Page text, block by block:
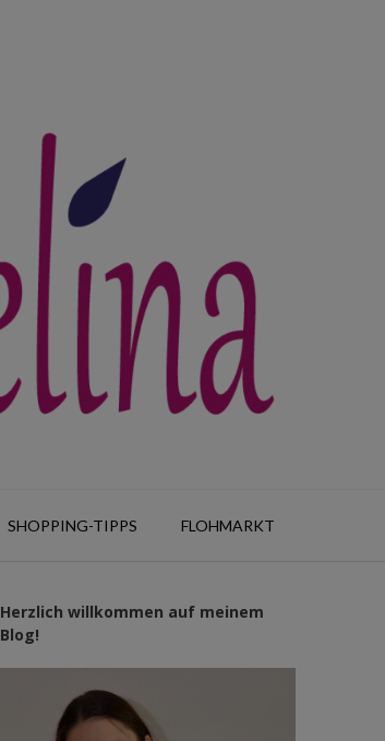
SHOPPING-TIPPS FLOHMARKT
Herzlich willkommen auf meinem
Blog!